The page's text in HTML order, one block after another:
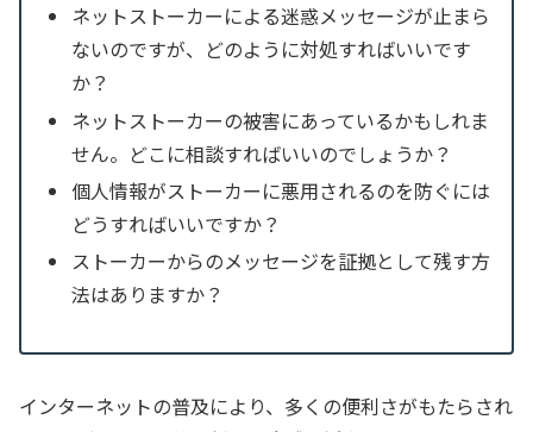
ネットストーカーによる迷惑メッセージが止まら
ないのですが、どのように対処すればいいです
か？
ネットストーカーの被害にあっているかもしれま
せん。どこに相談すればいいのでしょうか？
個人情報がストーカーに悪用されるのを防ぐには
どうすればいいですか？
ストーカーからのメッセージを証拠として残す方
法はありますか？
インターネットの普及により、多くの便利さがもたらされ